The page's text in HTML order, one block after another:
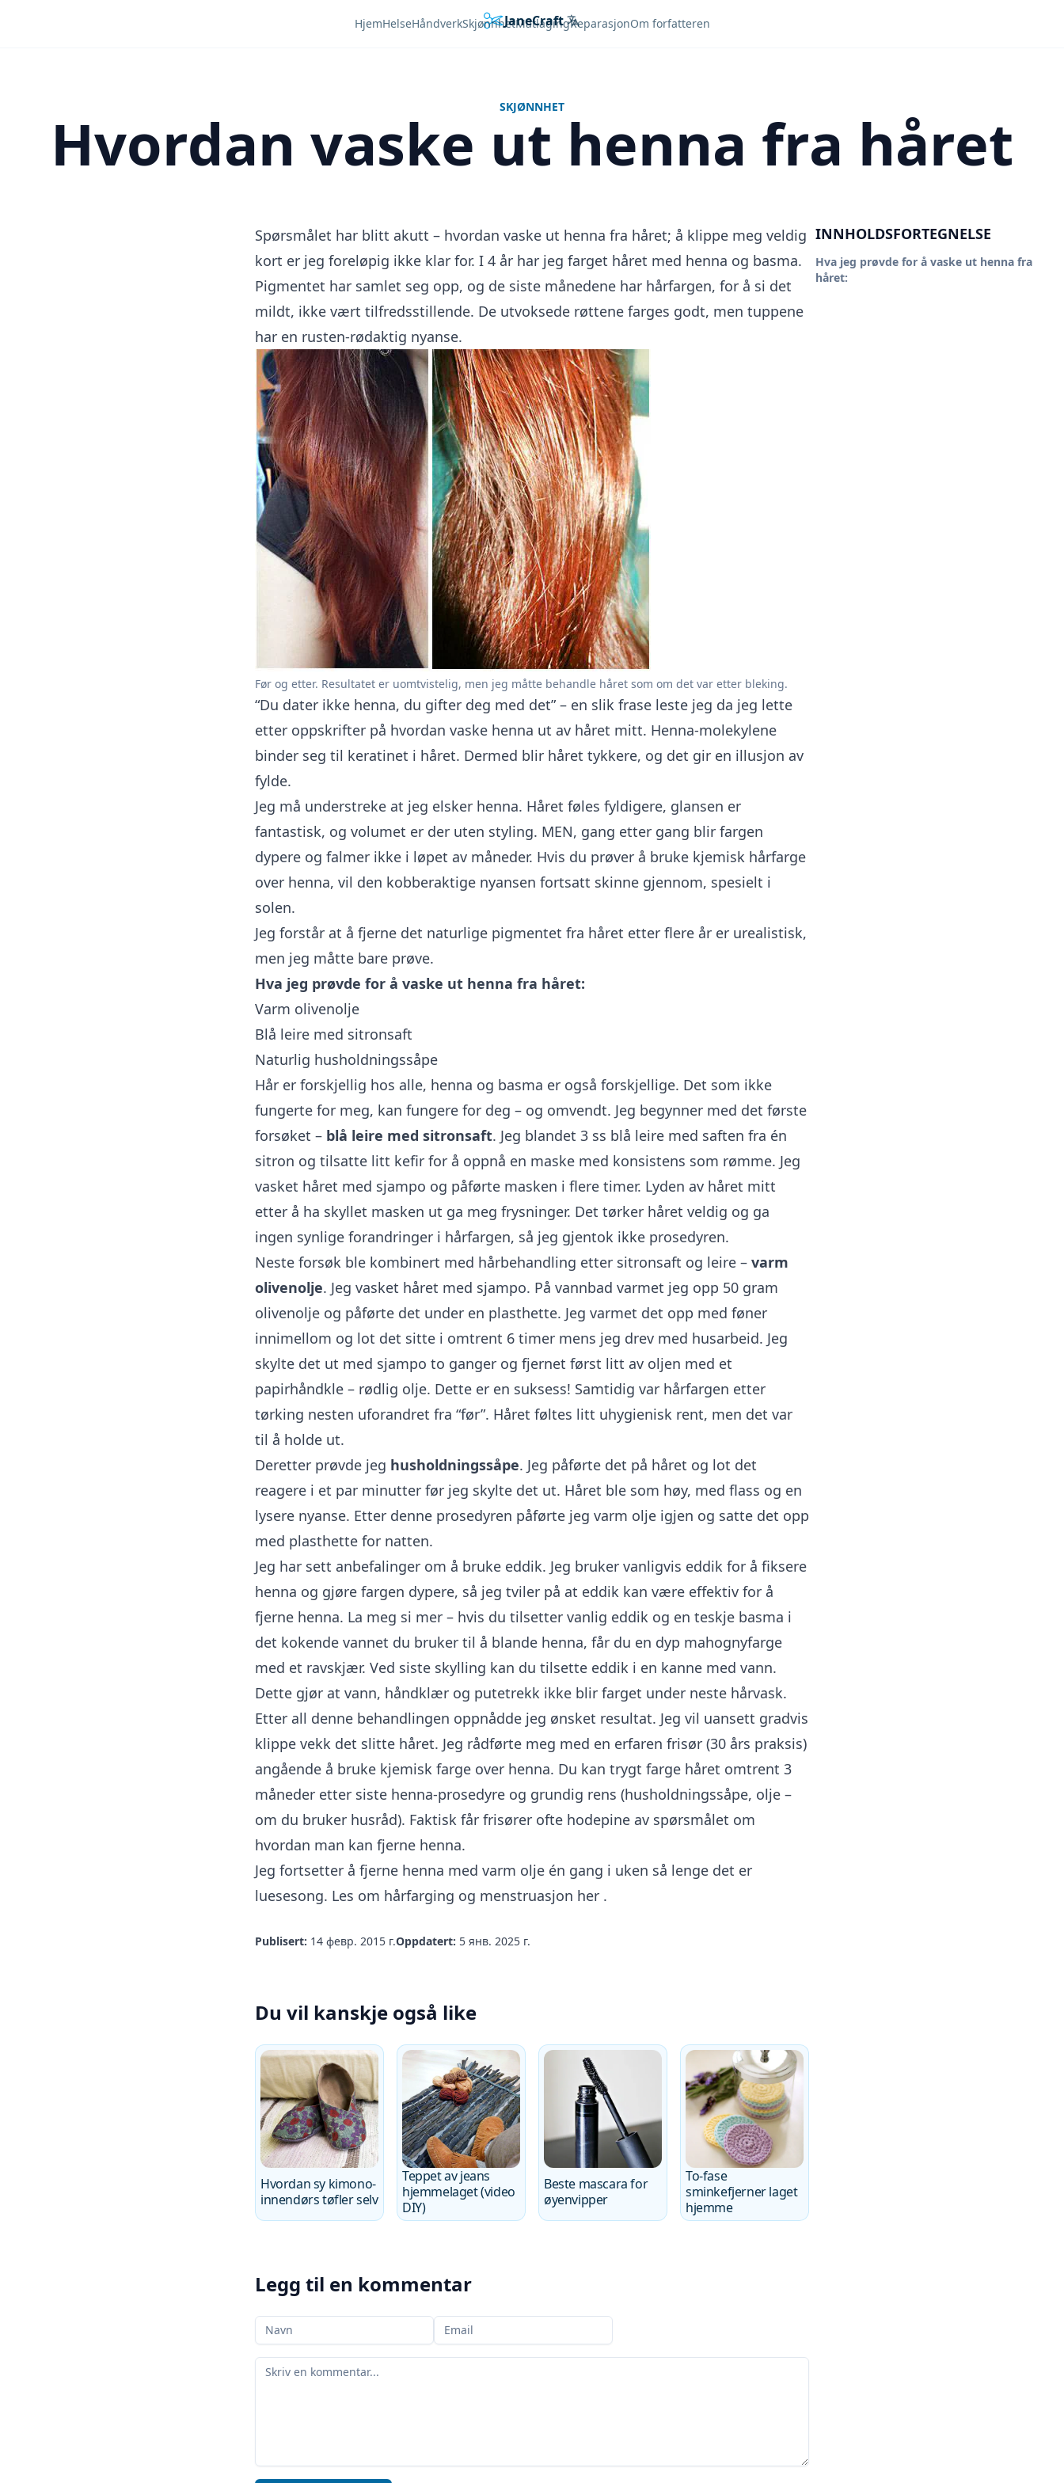
JaneCraft Languages
HjemHelseHåndverkSkjønnhetMatlagingReparasjonOm forfatteren
SKJØNNHET
Hvordan vaske ut henna fra håret
Spørsmålet har blitt akutt – hvordan vaske ut henna fra håret; å klippe meg veldig
kort er jeg foreløpig ikke klar for. I 4 år har jeg farget håret med henna og basma.
Pigmentet har samlet seg opp, og de siste månedene har hårfargen, for å si det
mildt, ikke vært tilfredsstillende. De utvoksede røttene farges godt, men tuppene
har en rusten-rødaktig nyanse.
Før og etter. Resultatet er uomtvistelig, men jeg måtte behandle håret som om det var etter bleking.
“Du dater ikke henna, du gifter deg med det” – en slik frase leste jeg da jeg lette
etter oppskrifter på hvordan vaske henna ut av håret mitt. Henna-molekylene
binder seg til keratinet i håret. Dermed blir håret tykkere, og det gir en illusjon av
fylde.
Jeg må understreke at jeg elsker henna. Håret føles fyldigere, glansen er
fantastisk, og volumet er der uten styling. MEN, gang etter gang blir fargen
dypere og falmer ikke i løpet av måneder. Hvis du prøver å bruke kjemisk hårfarge
over henna, vil den kobberaktige nyansen fortsatt skinne gjennom, spesielt i
solen.
Jeg forstår at å fjerne det naturlige pigmentet fra håret etter flere år er urealistisk,
men jeg måtte bare prøve.
Hva jeg prøvde for å vaske ut henna fra håret:
Varm olivenolje
Blå leire med sitronsaft
Naturlig husholdningssåpe
Hår er forskjellig hos alle, henna og basma er også forskjellige. Det som ikke
fungerte for meg, kan fungere for deg – og omvendt. Jeg begynner med det første
forsøket – blå leire med sitronsaft. Jeg blandet 3 ss blå leire med saften fra én
sitron og tilsatte litt kefir for å oppnå en maske med konsistens som rømme. Jeg
vasket håret med sjampo og påførte masken i flere timer. Lyden av håret mitt
etter å ha skyllet masken ut ga meg frysninger. Det tørker håret veldig og ga
ingen synlige forandringer i hårfargen, så jeg gjentok ikke prosedyren.
Neste forsøk ble kombinert med hårbehandling etter sitronsaft og leire – varm
olivenolje. Jeg vasket håret med sjampo. På vannbad varmet jeg opp 50 gram
olivenolje og påførte det under en plasthette. Jeg varmet det opp med føner
innimellom og lot det sitte i omtrent 6 timer mens jeg drev med husarbeid. Jeg
skylte det ut med sjampo to ganger og fjernet først litt av oljen med et
papirhåndkle – rødlig olje. Dette er en suksess! Samtidig var hårfargen etter
tørking nesten uforandret fra “før”. Håret føltes litt uhygienisk rent, men det var
til å holde ut.
Deretter prøvde jeg husholdningssåpe. Jeg påførte det på håret og lot det
reagere i et par minutter før jeg skylte det ut. Håret ble som høy, med flass og en
lysere nyanse. Etter denne prosedyren påførte jeg varm olje igjen og satte det opp
med plasthette for natten.
Jeg har sett anbefalinger om å bruke eddik. Jeg bruker vanligvis eddik for å fiksere
henna og gjøre fargen dypere, så jeg tviler på at eddik kan være effektiv for å
fjerne henna. La meg si mer – hvis du tilsetter vanlig eddik og en teskje basma i
det kokende vannet du bruker til å blande henna, får du en dyp mahognyfarge
med et ravskjær. Ved siste skylling kan du tilsette eddik i en kanne med vann.
Dette gjør at vann, håndklær og putetrekk ikke blir farget under neste hårvask.
Etter all denne behandlingen oppnådde jeg ønsket resultat. Jeg vil uansett gradvis
klippe vekk det slitte håret. Jeg rådførte meg med en erfaren frisør (30 års praksis)
angående å bruke kjemisk farge over henna. Du kan trygt farge håret omtrent 3
måneder etter siste henna-prosedyre og grundig rens (husholdningssåpe, olje –
om du bruker husråd). Faktisk får frisører ofte hodepine av spørsmålet om
hvordan man kan fjerne henna.
Jeg fortsetter å fjerne henna med varm olje én gang i uken så lenge det er
luesesong. Les om hårfarging og menstruasjon her .
Publisert: 14 февр. 2015 г.Oppdatert: 5 янв. 2025 г.
Du vil kanskje også like
Hvordan sy kimono-
innendørs tøfler selv
Teppet av jeans
hjemmelaget (video
DIY)
Beste mascara for
øyenvipper
To-fase
sminkefjerner laget
hjemme
Legg til en kommentar
Ditt navn Din e-post
Din kommentar
INNHOLDSFORTEGNELSE
Hva jeg prøvde for å vaske ut henna fra
håret: